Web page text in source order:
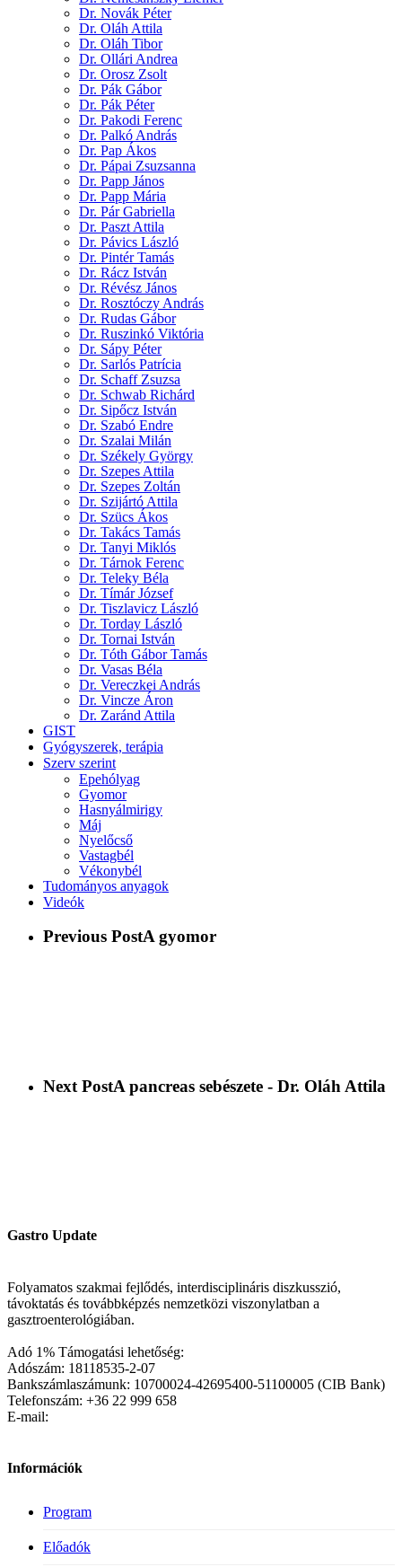
Dr. Novák Péter
Dr. Oláh Attila
Dr. Oláh Tibor
Dr. Ollári Andrea
Dr. Orosz Zsolt
Dr. Pák Gábor
Dr. Pák Péter
Dr. Pakodi Ferenc
Dr. Palkó András
Dr. Pap Ákos
Dr. Pápai Zsuzsanna
Dr. Papp János
Dr. Papp Mária
Dr. Pár Gabriella
Dr. Paszt Attila
Dr. Pávics László
Dr. Pintér Tamás
Dr. Rácz István
Dr. Révész János
Dr. Rosztóczy András
Dr. Rudas Gábor
Dr. Ruszinkó Viktória
Dr. Sápy Péter
Dr. Sarlós Patrícia
Dr. Schaff Zsuzsa
Dr. Schwab Richárd
Dr. Sipőcz István
Dr. Szabó Endre
Dr. Szalai Milán
Dr. Székely György
Dr. Szepes Attila
Dr. Szepes Zoltán
Dr. Szijártó Attila
Dr. Szücs Ákos
Dr. Takács Tamás
Dr. Tanyi Miklós
Dr. Tárnok Ferenc
Dr. Teleky Béla
Dr. Tímár József
Dr. Tiszlavicz László
Dr. Torday László
Dr. Tornai István
Dr. Tóth Gábor Tamás
Dr. Vasas Béla
Dr. Vereczkei András
Dr. Vincze Áron
Dr. Zaránd Attila
GIST
Gyógyszerek, terápia
Szerv szerint
Epehólyag
Gyomor
Hasnyálmirigy
Máj
Nyelőcső
Vastagbél
Vékonybél
Tudományos anyagok
Videók
Previous PostA gyomor
Next PostA pancreas sebészete - Dr. Oláh Attila
Gastro Update
Folyamatos szakmai fejlődés, interdisciplináris diszkusszió,
távoktatás és továbbképzés nemzetközi viszonylatban a
gasztroenterológiában.
Adó 1% Támogatási lehetőség:
Adószám: 18118535-2-07
Bankszámlaszámunk: 10700024-42695400-51100005 (CIB Bank)
Telefonszám: +36 22 999 658
E-mail:
Információk
Program
Előadók